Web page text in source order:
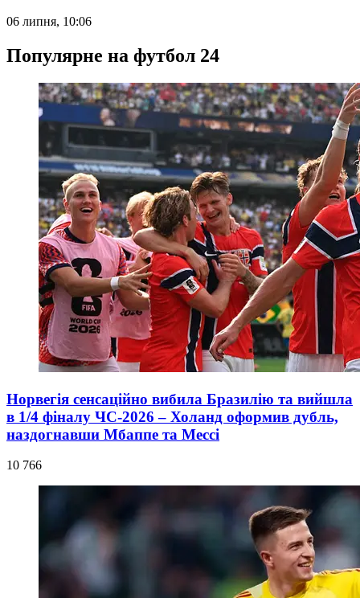
06 липня, 10:06
Популярне на футбол 24
Норвегія сенсаційно вибила Бразилію та вийшла
в 1/4 фіналу ЧС-2026 – Холанд оформив дубль,
наздогнавши Мбаппе та Мессі
10 766